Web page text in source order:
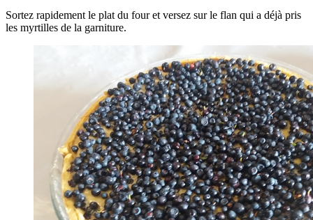
Sortez rapidement le plat du four et versez sur le flan qui a déjà pris
les myrtilles de la garniture.